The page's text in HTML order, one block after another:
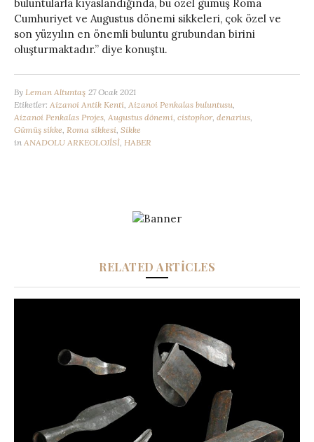
buluntularla kıyaslandığında, bu özel gümüş Roma
Cumhuriyet ve Augustus dönemi sikkeleri, çok özel ve
son yüzyılın en önemli buluntu grubundan birini
oluşturmaktadır.” diye konuştu.
By Leman Altuntaş 27 Ocak 2021
Etiketler: Aizanoi Antik Kenti Aizanoi Penkalas buluntusu
Aizanoi Penkalas Projes Augustus dönemi cistophor, denarius
Gümüş sikke Roma sikkesi Sikke
in ANADOLU ARKEOLOJİSİ HABER
RELATED ARTICLES